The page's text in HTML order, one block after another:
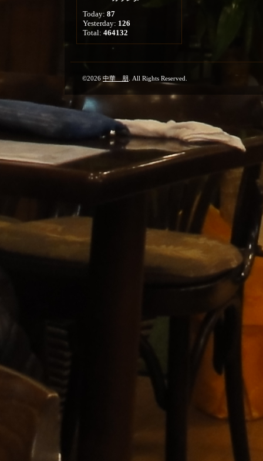
Today: 87
Yesterday: 126
Total: 464132
©2026 中華 朋 . All Rights Reserved.